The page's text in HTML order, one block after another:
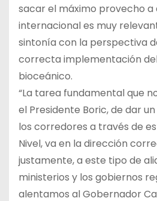
sacar el máximo provecho a
internacional es muy
sintonía con la perspectiva
correcta implementación
bioceánico.
“La tarea fundamental que
el Presidente Boric, de dar
los corredores a través de
Nivel, va en la dirección
justamente, a este tipo de
ministerios y los gobiernos
alentamos al Gobernador